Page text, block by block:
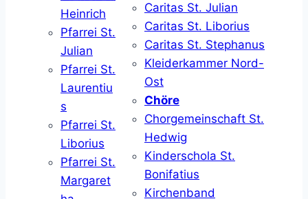
Heinrich
Pfarrei St.
Julian
Pfarrei St.
Laurentiu
s
Pfarrei St.
Liborius
Pfarrei St.
Margaret
Caritas St. Julian
Caritas St. Liborius
Caritas St. Stephanus
Kleiderkammer Nord-
Ost
Chöre
Chorgemeinschaft St.
Hedwig
Kinderschola St.
Bonifatius
Kirchenband